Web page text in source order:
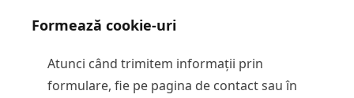
Formează cookie-uri
Atunci când trimitem informații prin
formulare, fie pe pagina de contact sau în